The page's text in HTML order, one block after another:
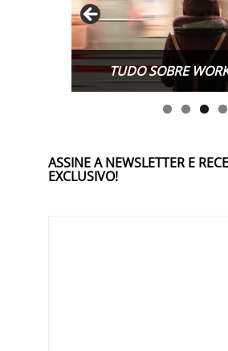
TUDO SOBRE
ASSINE A NEWSLETTER E
EXCLUSIVO!